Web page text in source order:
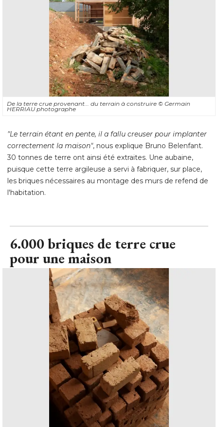
De la terre crue provenant... du terrain à construire © Germain
HERRIAU photographe
"Le terrain étant en pente, il a fallu creuser pour implanter
correctement la maison", nous explique Bruno Belenfant.
30 tonnes de terre ont ainsi été extraites. Une aubaine,
puisque cette terre argileuse a servi à fabriquer, sur place,
les briques nécessaires au montage des murs de refend de
l'habitation.
6.000 briques de terre crue
pour une maison